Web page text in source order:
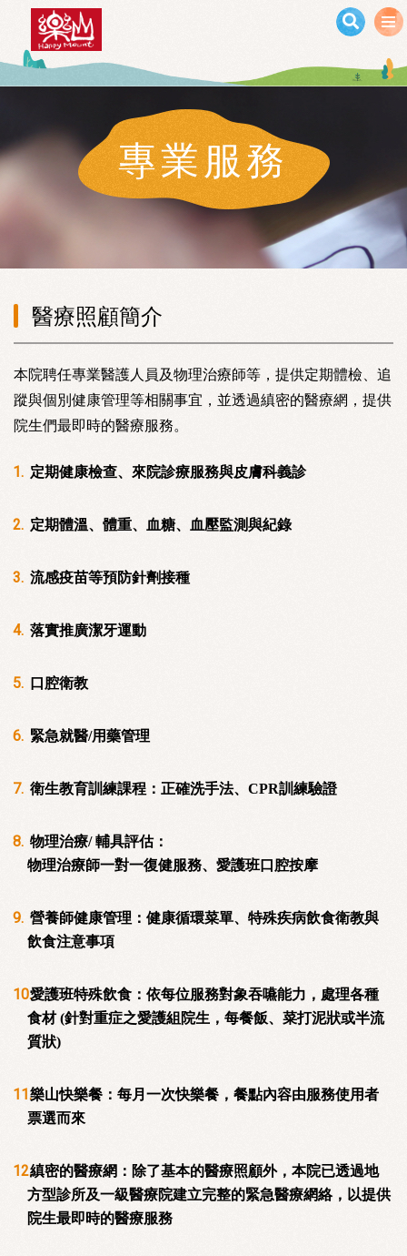
移至主內容
專業服務
醫療照顧簡介
本院聘任專業醫護人員及物理治療師等，提供定期體檢、追
蹤與個別健康管理等相關事宜，並透過縝密的醫療網，提供
院生們最即時的醫療服務。
定期健康檢查、來院診療服務與皮膚科義診
定期體溫、體重、血糖、血壓監測與紀錄
流感疫苗等預防針劑接種
落實推廣潔牙運動
口腔衛教
緊急就醫/用藥管理
衛生教育訓練課程：正確洗手法、CPR訓練驗證
物理治療/ 輔具評估：
物理治療師一對一復健服務、愛護班口腔按摩
營養師健康管理：健康循環菜單、特殊疾病飲食衛教與
飲食注意事項
愛護班特殊飲食：依每位服務對象吞嚥能力，處理各種
食材 (針對重症之愛護組院生，每餐飯、菜打泥狀或半流
質狀)
樂山快樂餐：每月一次快樂餐，餐點內容由服務使用者
票選而來
縝密的醫療網：除了基本的醫療照顧外，本院已透過地
方型診所及一級醫療院建立完整的緊急醫療網絡，以提供
院生最即時的醫療服務